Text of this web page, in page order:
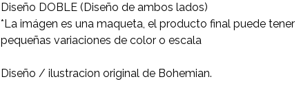
Diseño DOBLE (Diseño de ambos lados)
*La imágen es una maqueta, el producto final puede tener
pequeñas variaciones de color o escala
Diseño / ilustracion original de Bohemian.